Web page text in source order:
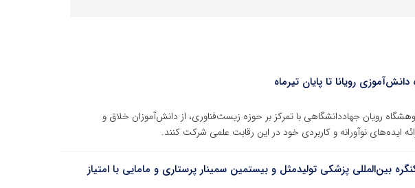
رویانا تا پایان تیرماه
رویان جهاددانشگاهی با تمرکز بر حوزه زیست‌فناوری، از دانش‌آموزان خلاق و
ایده‌های نوآورانه و کاربردی خود در این رقابت علمی شرکت کنند.
بین‌المللی پزشکی تولیدمثل و بیستمین سمینار پرستاری و مامایی با امتیاز